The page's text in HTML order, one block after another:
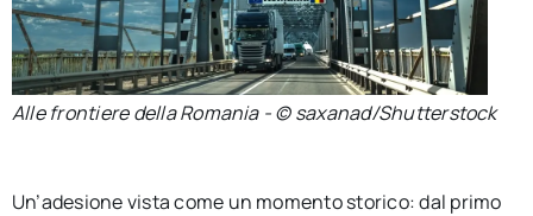
Alle frontiere della Romania - © saxanad/Shutterstock
Un’adesione vista come un momento storico: dal primo